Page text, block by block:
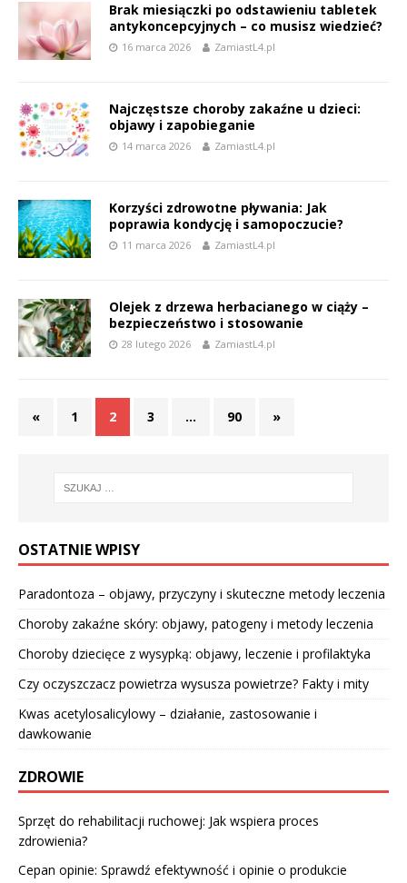
Brak miesiączki po odstawieniu tabletek
antykoncepcyjnych – co musisz wiedzieć?
16 marca 2026 ZamiastL4.pl
Najczęstsze choroby zakaźne u dzieci:
objawy i zapobieganie
14 marca 2026 ZamiastL4.pl
Korzyści zdrowotne pływania: Jak
poprawia kondycję i samopoczucie?
11 marca 2026 ZamiastL4.pl
Olejek z drzewa herbacianego w ciąży –
bezpieczeństwo i stosowanie
28 lutego 2026 ZamiastL4.pl
« 1 2 3 … 90 »
OSTATNIE WPISY
Paradontoza – objawy, przyczyny i skuteczne metody leczenia
Choroby zakaźne skóry: objawy, patogeny i metody leczenia
Choroby dziecięce z wysypką: objawy, leczenie i profilaktyka
Czy oczyszczacz powietrza wysusza powietrze? Fakty i mity
Kwas acetylosalicylowy – działanie, zastosowanie i
dawkowanie
ZDROWIE
Sprzęt do rehabilitacji ruchowej: Jak wspiera proces
zdrowienia?
Cepan opinie: Sprawdź efektywność i opinie o produkcie